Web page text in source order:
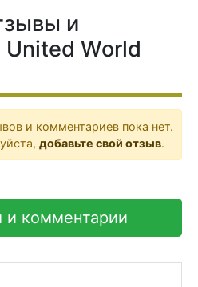
и
World
и комментариев пока нет.
добавьте свой отзыв.
и комментарии